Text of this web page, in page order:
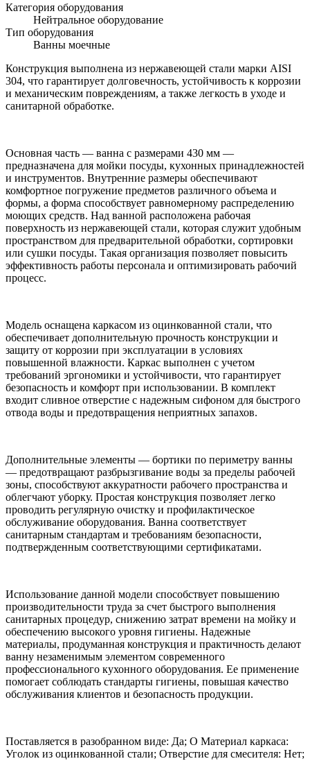
Категория оборудования
Нейтральное оборудование
Тип оборудования
Ванны моечные
Конструкция выполнена из нержавеющей стали марки AISI
304, что гарантирует долговечность, устойчивость к коррозии
и механическим повреждениям, а также легкость в уходе и
санитарной обработке.
Основная часть — ванна с размерами 430 мм —
предназначена для мойки посуды, кухонных принадлежностей
и инструментов. Внутренние размеры обеспечивают
комфортное погружение предметов различного объема и
формы, а форма способствует равномерному распределению
моющих средств. Над ванной расположена рабочая
поверхность из нержавеющей стали, которая служит удобным
пространством для предварительной обработки, сортировки
или сушки посуды. Такая организация позволяет повысить
эффективность работы персонала и оптимизировать рабочий
процесс.
Модель оснащена каркасом из оцинкованной стали, что
обеспечивает дополнительную прочность конструкции и
защиту от коррозии при эксплуатации в условиях
повышенной влажности. Каркас выполнен с учетом
требований эргономики и устойчивости, что гарантирует
безопасность и комфорт при использовании. В комплект
входит сливное отверстие с надежным сифоном для быстрого
отвода воды и предотвращения неприятных запахов.
Дополнительные элементы — бортики по периметру ванны
— предотвращают разбрызгивание воды за пределы рабочей
зоны, способствуют аккуратности рабочего пространства и
облегчают уборку. Простая конструкция позволяет легко
проводить регулярную очистку и профилактическое
обслуживание оборудования. Ванна соответствует
санитарным стандартам и требованиям безопасности,
подтвержденным соответствующими сертификатами.
Использование данной модели способствует повышению
производительности труда за счет быстрого выполнения
санитарных процедур, снижению затрат времени на мойку и
обеспечению высокого уровня гигиены. Надежные
материалы, продуманная конструкция и практичность делают
ванну незаменимым элементом современного
профессионального кухонного оборудования. Ее применение
помогает соблюдать стандарты гигиены, повышая качество
обслуживания клиентов и безопасность продукции.
Поставляется в разобранном виде: Да; О Материал каркаса:
Уголок из оцинкованной стали; Отверстие для смесителя: Нет;